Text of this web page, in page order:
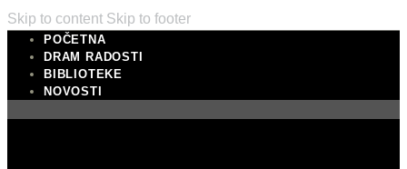
Skip to content Skip to footer
POČETNA
DRAM RADOSTI
BIBLIOTEKE
NOVOSTI